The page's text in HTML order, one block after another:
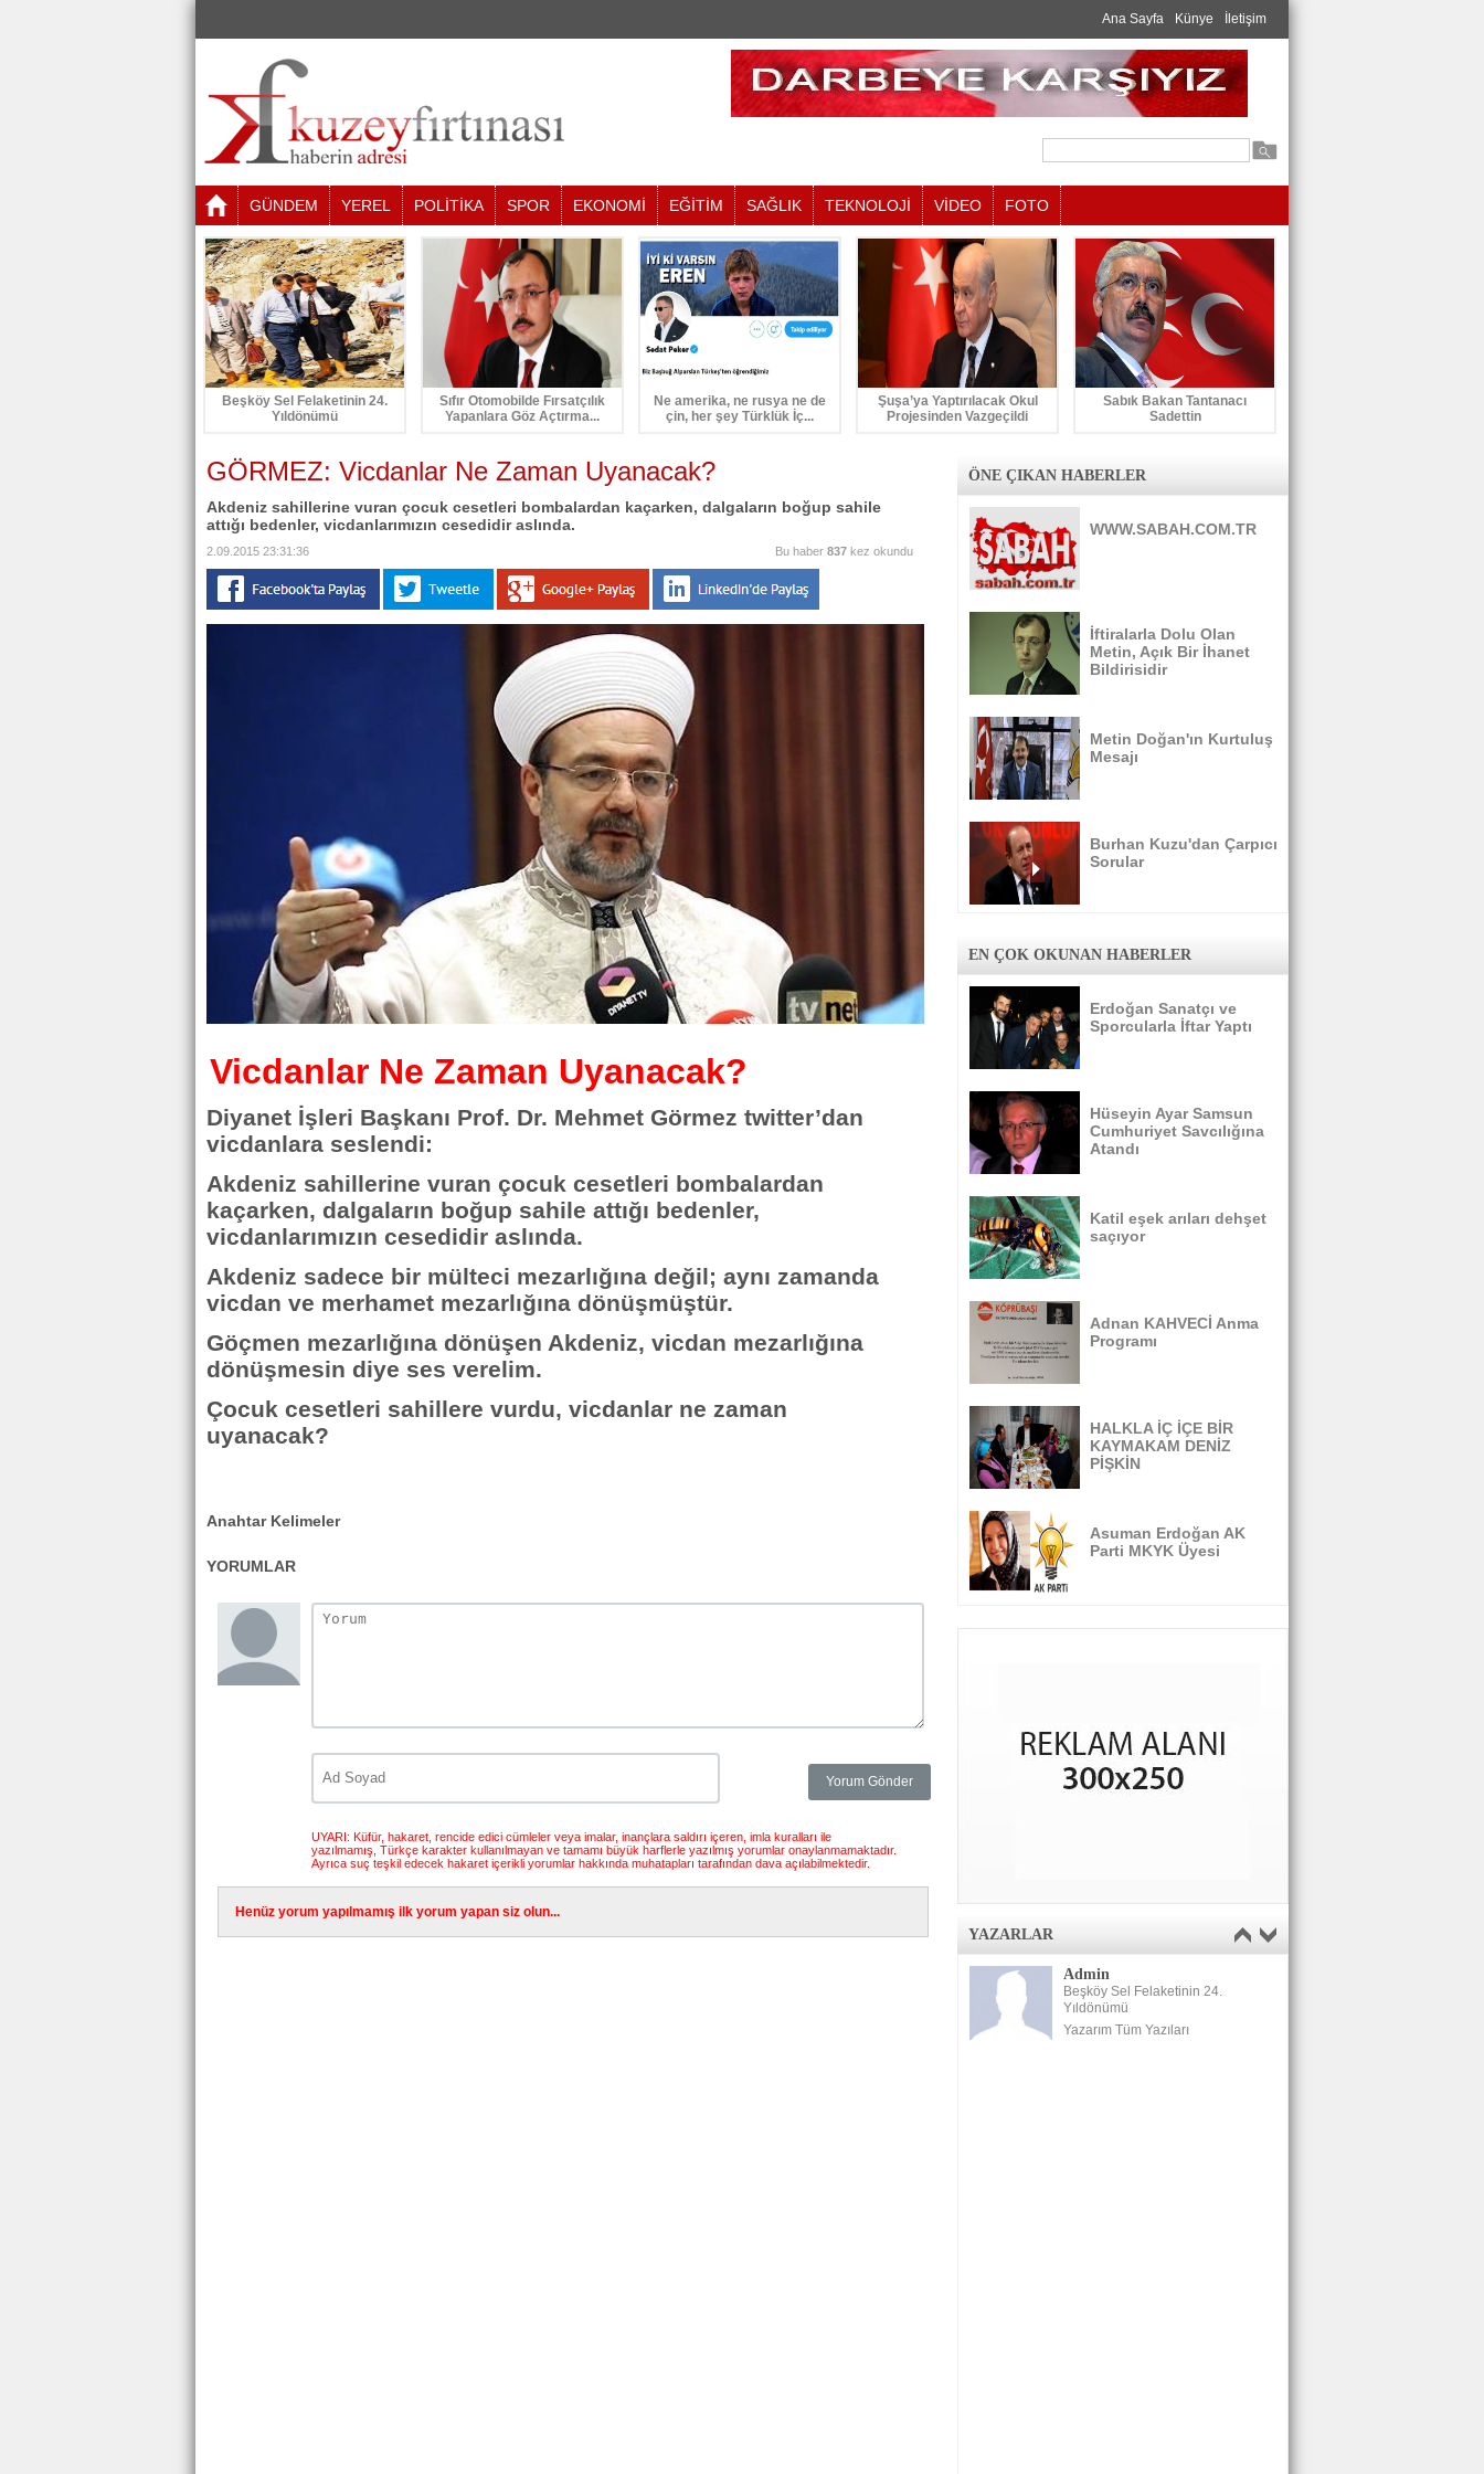
Ana Sayfa Künye İletişim
GÜNDEM YEREL POLİTİKA SPOR EKONOMİ EĞİTİM SAĞLIK TEKNOLOJİ VİDEO FOTO
Beşköy Sel Felaketinin 24.
Yıldönümü
Sıfır Otomobilde Fırsatçılık
Yapanlara Göz Açtırma...
Ne amerika, ne rusya ne de
çin, her şey Türklük İç...
Şuşa’ya Yaptırılacak Okul
Projesinden Vazgeçildi
Sabık Bakan Tantanacı
Sadettin
GÖRMEZ: Vicdanlar Ne Zaman Uyanacak?
Akdeniz sahillerine vuran çocuk cesetleri bombalardan kaçarken, dalgaların boğup sahile
attığı bedenler, vicdanlarımızın cesedidir aslında.
2.09.2015 23:31:36 Bu haber 837 kez okundu
Vicdanlar Ne Zaman Uyanacak?
Diyanet İşleri Başkanı Prof. Dr. Mehmet Görmez twitter’dan
vicdanlara seslendi:
Akdeniz sahillerine vuran çocuk cesetleri bombalardan
kaçarken, dalgaların boğup sahile attığı bedenler,
vicdanlarımızın cesedidir aslında.
Akdeniz sadece bir mülteci mezarlığına değil; aynı zamanda
vicdan ve merhamet mezarlığına dönüşmüştür.
Göçmen mezarlığına dönüşen Akdeniz, vicdan mezarlığına
dönüşmesin diye ses verelim.
Çocuk cesetleri sahillere vurdu, vicdanlar ne zaman
uyanacak?
Anahtar Kelimeler
YORUMLAR
UYARI: Küfür, hakaret, rencide edici cümleler veya imalar, inançlara saldırı içeren, imla kuralları ile
yazılmamış, Türkçe karakter kullanılmayan ve tamamı büyük harflerle yazılmış yorumlar onaylanmamaktadır.
Ayrıca suç teşkil edecek hakaret içerikli yorumlar hakkında muhatapları tarafından dava açılabilmektedir.
Henüz yorum yapılmamış ilk yorum yapan siz olun...
ÖNE ÇIKAN HABERLER
WWW.SABAH.COM.TR
İftiralarla Dolu Olan
Metin, Açık Bir İhanet
Bildirisidir
Metin Doğan'ın Kurtuluş
Mesajı
Burhan Kuzu'dan Çarpıcı
Sorular
EN ÇOK OKUNAN HABERLER
Erdoğan Sanatçı ve
Sporcularla İftar Yaptı
Hüseyin Ayar Samsun
Cumhuriyet Savcılığına
Atandı
Katil eşek arıları dehşet
saçıyor
Adnan KAHVECİ Anma
Programı
HALKLA İÇ İÇE BİR
KAYMAKAM DENİZ
PİŞKİN
Asuman Erdoğan AK
Parti MKYK Üyesi
YAZARLAR
Admin
Beşköy Sel Felaketinin 24.
Yıldönümü
Yazarım Tüm Yazıları